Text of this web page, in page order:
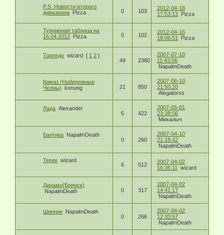
P.S. Новости второго
дивизиона Pizza 0 103
2012-04-18
17:53:13 Pizza
Турнирная таблица на
16.04.2012 Pizza 0 102
2012-04-16
18:06:51
Pizza
Торпедо wizard [ 1 2 ]
49
2380
2007-07-10
11:43:06
NapalmDeath
Камаз (Набережные
Челны)
konung 21 850
2007-06-10
21:50:20
Alegatorss
Лада Alexander
5
422
2007-05-01
23:38:56
Михалыч
Балтика NapalmDeath
0
260
2007-04-10
21:18:42
NapalmDeath
Терек wizard
6 512
2007-04-02
16:36:11
wizard
Динамо(Брянск)
NapalmDeath
0 317
2007-04-02
14:41:17
NapalmDeath
Шинник NapalmDeath
0
266
2007-04-02
12:33:57
NapalmDeath